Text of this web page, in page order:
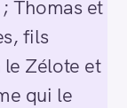
Thomas et
fils
le Zélote et
qui le